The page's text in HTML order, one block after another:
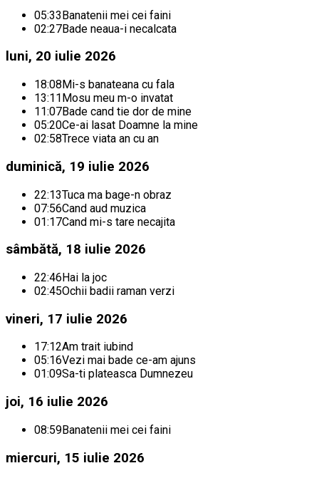
05:33Banatenii mei cei faini
02:27Bade neaua-i necalcata
luni, 20 iulie 2026
18:08Mi-s banateana cu fala
13:11Mosu meu m-o invatat
11:07Bade cand tie dor de mine
05:20Ce-ai lasat Doamne la mine
02:58Trece viata an cu an
duminică, 19 iulie 2026
22:13Tuca ma bage-n obraz
07:56Cand aud muzica
01:17Cand mi-s tare necajita
sâmbătă, 18 iulie 2026
22:46Hai la joc
02:45Ochii badii raman verzi
vineri, 17 iulie 2026
17:12Am trait iubind
05:16Vezi mai bade ce-am ajuns
01:09Sa-ti plateasca Dumnezeu
joi, 16 iulie 2026
08:59Banatenii mei cei faini
miercuri, 15 iulie 2026